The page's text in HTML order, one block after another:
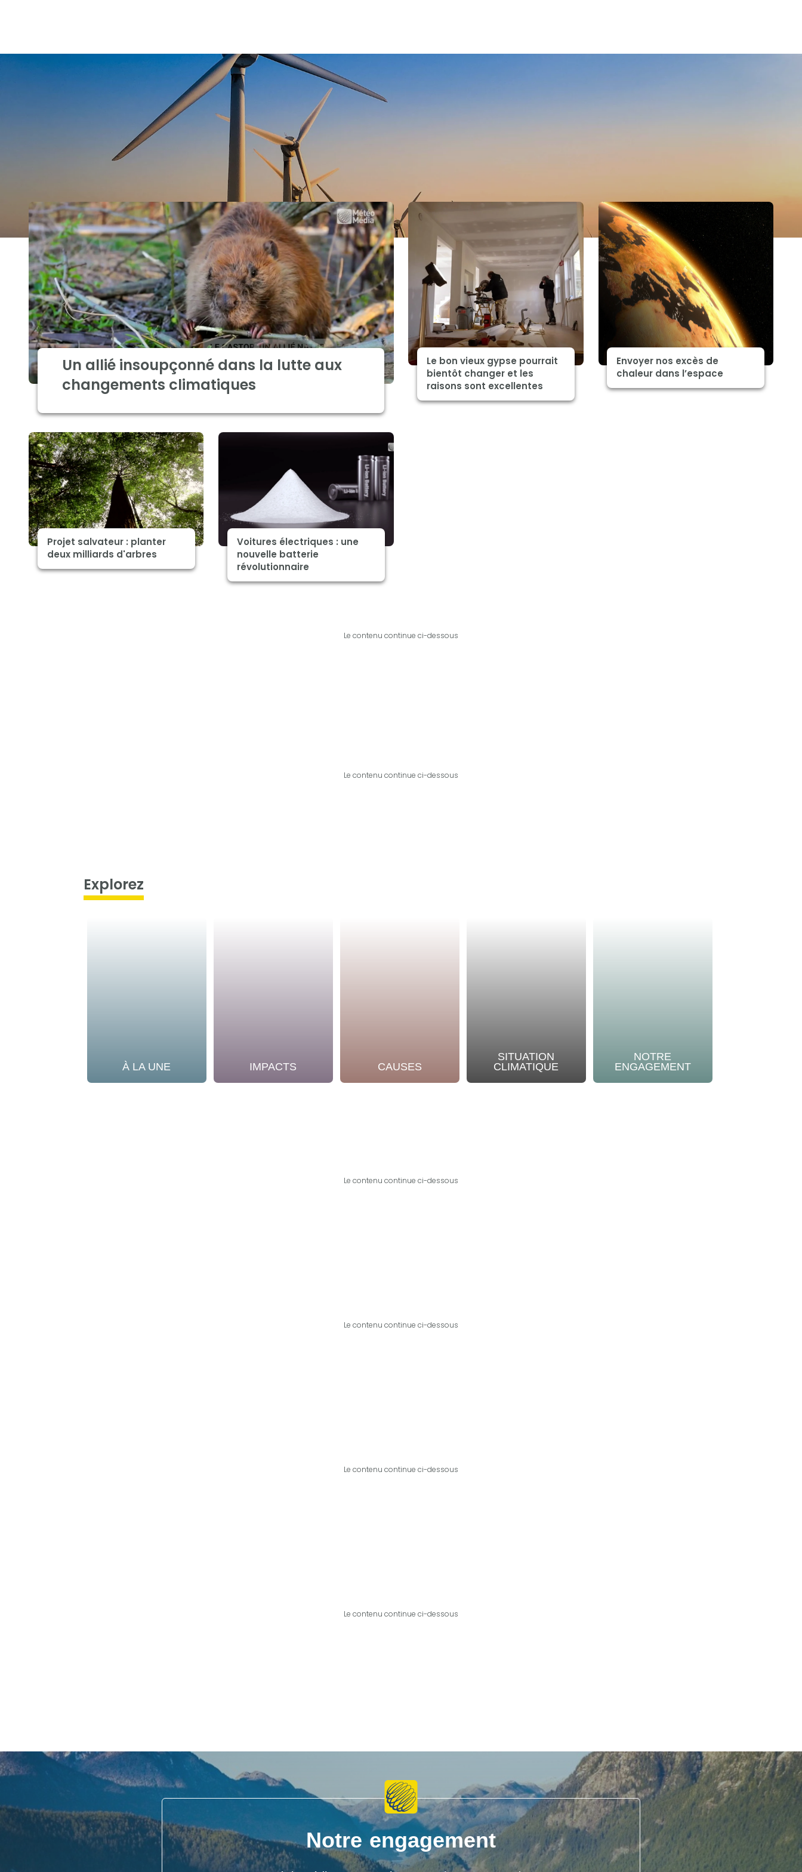
Un allié insoupçonné dans la lutte aux
changements climatiques
Le bon vieux gypse pourrait
bientôt changer et les
raisons sont excellentes
Envoyer nos excès de
chaleur dans l’espace
Projet salvateur : planter
deux milliards d'arbres
Voitures électriques : une
nouvelle batterie
révolutionnaire
Le contenu continue ci-dessous
Le contenu continue ci-dessous
Explorez
À LA UNE IMPACTS CAUSES
SITUATION
CLIMATIQUE
NOTRE
ENGAGEMENT
Le contenu continue ci-dessous
Le contenu continue ci-dessous
Le contenu continue ci-dessous
Le contenu continue ci-dessous
Notre engagement